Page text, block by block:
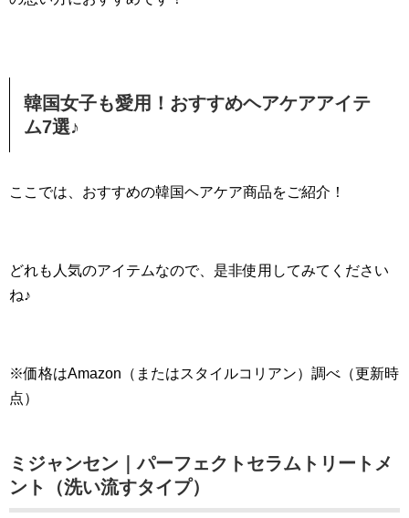
韓国女子も愛用！おすすめヘアケアアイテ
ム7選♪
ここでは、おすすめの韓国ヘアケア商品をご紹介！
どれも人気のアイテムなので、是非使用してみてください
ね♪
※価格はAmazon（またはスタイルコリアン）調べ（更新時
点）
ミジャンセン｜パーフェクトセラムトリートメ
ント（洗い流すタイプ）